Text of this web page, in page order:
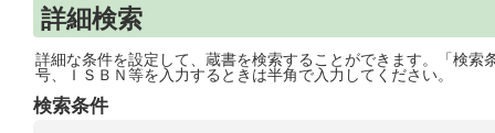
詳細検索
詳細な条件を設定して、蔵書を検索することができます。「検
号、ＩＳＢＮ等を入力するときは半角で入力してください。
検索条件